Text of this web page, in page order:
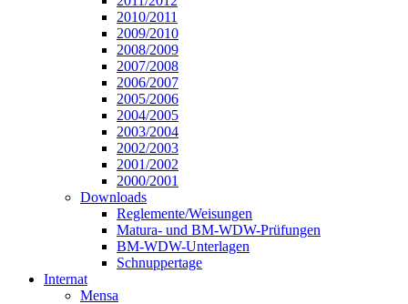
2010/2011
2009/2010
2008/2009
2007/2008
2006/2007
2005/2006
2004/2005
2003/2004
2002/2003
2001/2002
2000/2001
Downloads
Reglemente/Weisungen
Matura- und BM-WDW-Prüfungen
BM-WDW-Unterlagen
Schnuppertage
Internat
Mensa